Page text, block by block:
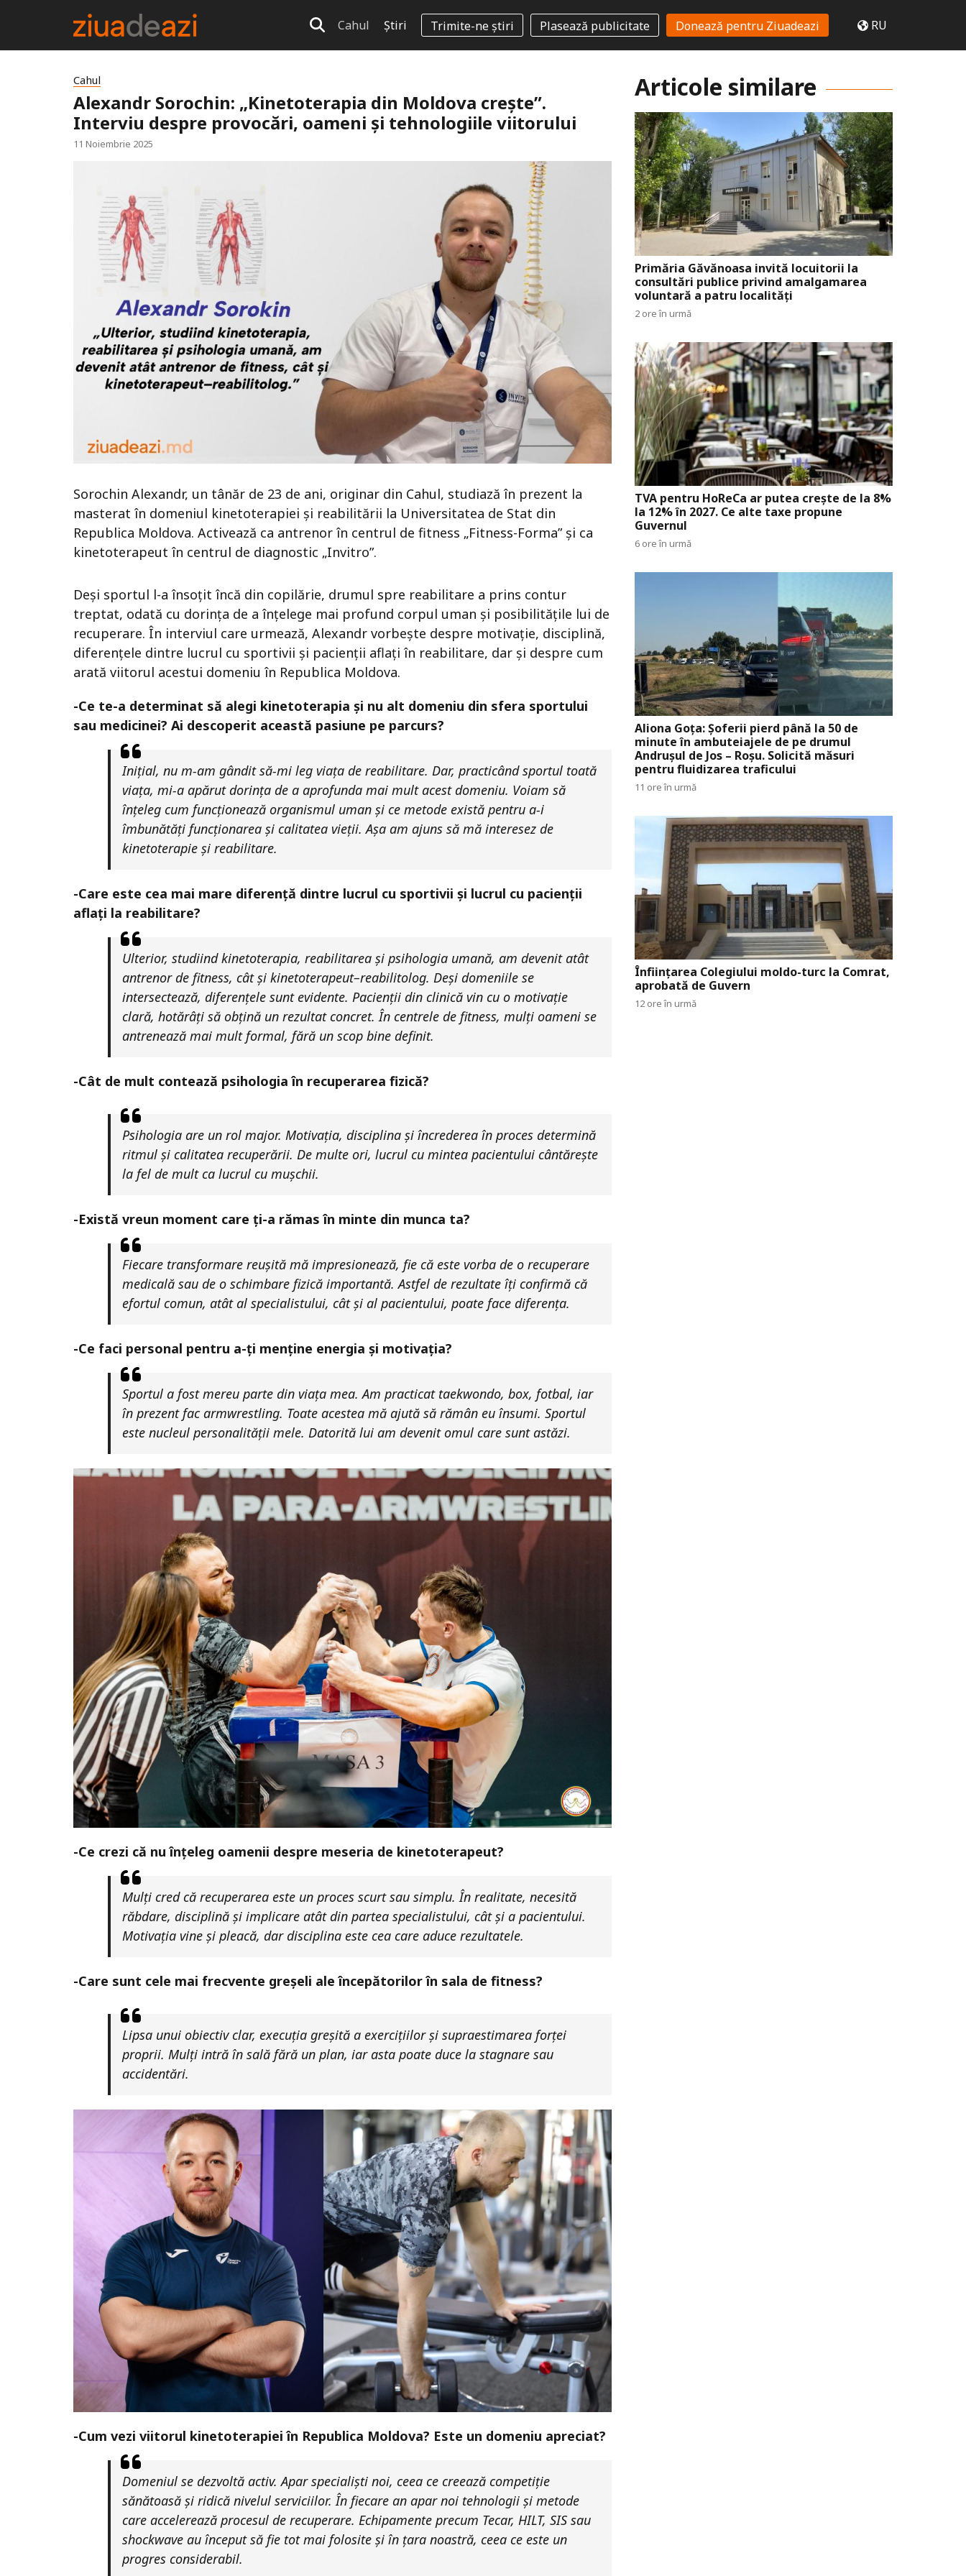
Cahul Știri Trimite-ne știri Plasează publicitate Donează pentru Ziuadeazi RU
Cahul
Alexandr Sorochin: „Kinetoterapia din Moldova crește”.
Interviu despre provocări, oameni și tehnologiile viitorului
11 Noiembrie 2025
Sorochin Alexandr, un tânăr de 23 de ani, originar din Cahul, studiază în prezent la
masterat în domeniul kinetoterapiei și reabilitării la Universitatea de Stat din
Republica Moldova. Activează ca antrenor în centrul de fitness „Fitness-Forma” și ca
kinetoterapeut în centrul de diagnostic „Invitro”.
Deși sportul l-a însoțit încă din copilărie, drumul spre reabilitare a prins contur
treptat, odată cu dorința de a înțelege mai profund corpul uman și posibilitățile lui de
recuperare. În interviul care urmează, Alexandr vorbește despre motivație, disciplină,
diferențele dintre lucrul cu sportivii și pacienții aflați în reabilitare, dar și despre cum
arată viitorul acestui domeniu în Republica Moldova.
-Ce te-a determinat să alegi kinetoterapia și nu alt domeniu din sfera sportului
sau medicinei? Ai descoperit această pasiune pe parcurs?
Inițial, nu m-am gândit să-mi leg viața de reabilitare. Dar, practicând sportul toată
viața, mi-a apărut dorința de a aprofunda mai mult acest domeniu. Voiam să
înțeleg cum funcționează organismul uman și ce metode există pentru a-i
îmbunătăți funcționarea și calitatea vieții. Așa am ajuns să mă interesez de
kinetoterapie și reabilitare.
-Care este cea mai mare diferență dintre lucrul cu sportivii și lucrul cu pacienții
aflați la reabilitare?
Ulterior, studiind kinetoterapia, reabilitarea și psihologia umană, am devenit atât
antrenor de fitness, cât și kinetoterapeut–reabilitolog. Deși domeniile se
intersectează, diferențele sunt evidente. Pacienții din clinică vin cu o motivație
clară, hotărâți să obțină un rezultat concret. În centrele de fitness, mulți oameni se
antrenează mai mult formal, fără un scop bine definit.
-Cât de mult contează psihologia în recuperarea fizică?
Psihologia are un rol major. Motivația, disciplina și încrederea în proces determină
ritmul și calitatea recuperării. De multe ori, lucrul cu mintea pacientului cântărește
la fel de mult ca lucrul cu mușchii.
-Există vreun moment care ți-a rămas în minte din munca ta?
Fiecare transformare reușită mă impresionează, fie că este vorba de o recuperare
medicală sau de o schimbare fizică importantă. Astfel de rezultate îți confirmă că
efortul comun, atât al specialistului, cât și al pacientului, poate face diferența.
-Ce faci personal pentru a-ți menține energia și motivația?
Sportul a fost mereu parte din viața mea. Am practicat taekwondo, box, fotbal, iar
în prezent fac armwrestling. Toate acestea mă ajută să rămân eu însumi. Sportul
este nucleul personalității mele. Datorită lui am devenit omul care sunt astăzi.
-Ce crezi că nu înțeleg oamenii despre meseria de kinetoterapeut?
Mulți cred că recuperarea este un proces scurt sau simplu. În realitate, necesită
răbdare, disciplină și implicare atât din partea specialistului, cât și a pacientului.
Motivația vine și pleacă, dar disciplina este cea care aduce rezultatele.
-Care sunt cele mai frecvente greșeli ale începătorilor în sala de fitness?
Lipsa unui obiectiv clar, execuția greșită a exercițiilor și supraestimarea forței
proprii. Mulți intră în sală fără un plan, iar asta poate duce la stagnare sau
accidentări.
-Cum vezi viitorul kinetoterapiei în Republica Moldova? Este un domeniu apreciat?
Domeniul se dezvoltă activ. Apar specialiști noi, ceea ce creează competiție
sănătoasă și ridică nivelul serviciilor. În fiecare an apar noi tehnologii și metode
care accelerează procesul de recuperare. Echipamente precum Tecar, HILT, SIS sau
shockwave au început să fie tot mai folosite și în țara noastră, ceea ce este un
progres considerabil.
Articole similare
Primăria Găvănoasa invită locuitorii la
consultări publice privind amalgamarea
voluntară a patru localități
2 ore în urmă
TVA pentru HoReCa ar putea crește de la 8%
la 12% în 2027. Ce alte taxe propune
Guvernul
6 ore în urmă
Aliona Goța: Șoferii pierd până la 50 de
minute în ambuteiajele de pe drumul
Andrușul de Jos – Roșu. Solicită măsuri
pentru fluidizarea traficului
11 ore în urmă
Înființarea Colegiului moldo-turc la Comrat,
aprobată de Guvern
12 ore în urmă